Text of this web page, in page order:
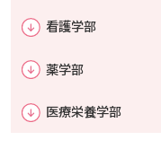
看護学部
薬学部
医療栄養学部
図書館だより『
お知らせ